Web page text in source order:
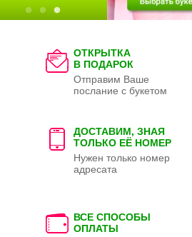
ОТКРЫТКА
В ПОДАРОК
Отправим Ваше
послание с букетом
ДОСТАВИМ, ЗНАЯ
ТОЛЬКО ЕЁ НОМЕР
Нужен только номер
адресата
ВСЕ СПОСОБЫ
ОПЛАТЫ